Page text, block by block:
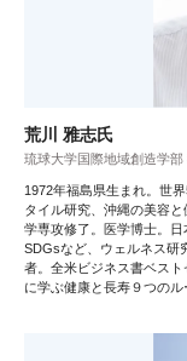
荒川 雅志氏
琉球大学国際地域創造学部
1972年福島県生まれ。世
タイル研究、沖縄の美容
学専攻修了。医学博士。
SDGsなど、ウェルネス研
者。全米ビジネス書ベス
に学ぶ健康と長寿９つのル